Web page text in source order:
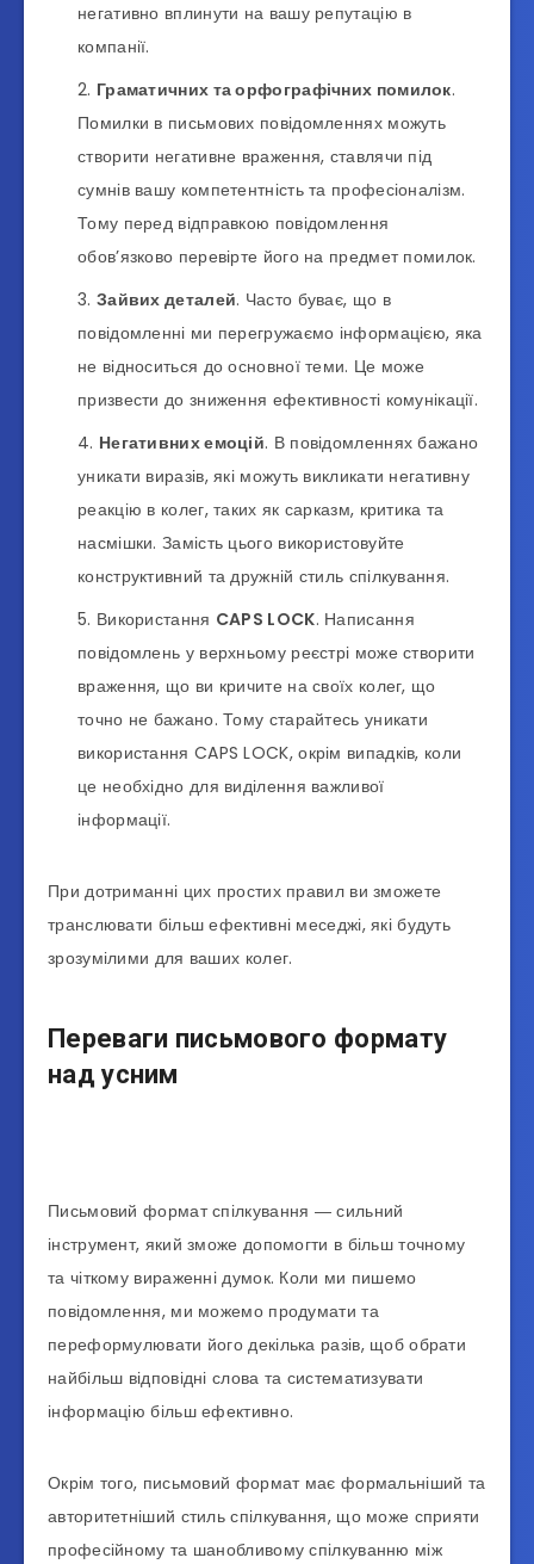
негативно вплинути на вашу репутацію в
компанії.
Граматичних та орфографічних помилок.
Помилки в письмових повідомленнях можуть
створити негативне враження, ставлячи під
сумнів вашу компетентність та професіоналізм.
Тому перед відправкою повідомлення
обов’язково перевірте його на предмет помилок.
Зайвих деталей. Часто буває, що в
повідомленні ми перегружаємо інформацією, яка
не відноситься до основної теми. Це може
призвести до зниження ефективності комунікації.
Негативних емоцій. В повідомленнях бажано
уникати виразів, які можуть викликати негативну
реакцію в колег, таких як сарказм, критика та
насмішки. Замість цього використовуйте
конструктивний та дружній стиль спілкування.
Використання CAPS LOCK. Написання
повідомлень у верхньому реєстрі може створити
враження, що ви кричите на своїх колег, що
точно не бажано. Тому старайтесь уникати
використання CAPS LOCK, окрім випадків, коли
це необхідно для виділення важливої
інформації.
При дотриманні цих простих правил ви зможете
транслювати більш ефективні меседжі, які будуть
зрозумілими для ваших колег.
Переваги письмового формату
над усним
Письмовий формат спілкування ― сильний
інструмент, який зможе допомогти в більш точному
та чіткому вираженні думок. Коли ми пишемо
повідомлення, ми можемо продумати та
переформулювати його декілька разів, щоб обрати
найбільш відповідні слова та систематизувати
інформацію більш ефективно.
Окрім того, письмовий формат має формальніший та
авторитетніший стиль спілкування, що може сприяти
професійному та шанобливому спілкуванню між